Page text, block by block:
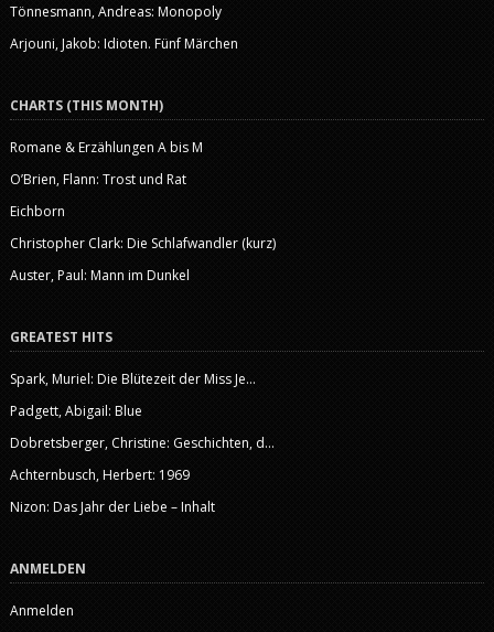
Tönnesmann, Andreas: Monopoly
Arjouni, Jakob: Idioten. Fünf Märchen
CHARTS (THIS MONTH)
Romane & Erzählungen A bis M
O’Brien, Flann: Trost und Rat
Eichborn
Christopher Clark: Die Schlafwandler (kurz)
Auster, Paul: Mann im Dunkel
GREATEST HITS
Spark, Muriel: Die Blütezeit der Miss Je...
Padgett, Abigail: Blue
Dobretsberger, Christine: Geschichten, d...
Achternbusch, Herbert: 1969
Nizon: Das Jahr der Liebe – Inhalt
ANMELDEN
Anmelden